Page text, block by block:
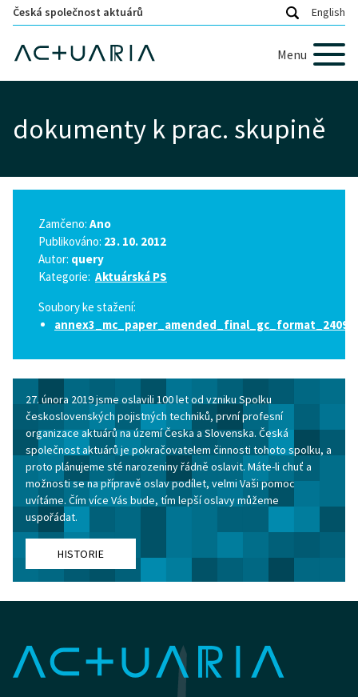
Česká společnost aktuárů English
Menu
dokumenty k prac. skupině
Zamčeno: Ano
Publikováno: 23. 10. 2012
Autor: query
Kategorie: Aktuárská PS
Soubory ke stažení:
27. února 2019 jsme oslavili 100 let od vzniku Spolku
československých pojistných techniků, první profesní
organizace aktuárů na území Česka a Slovenska. Česká
společnost aktuárů je pokračovatelem činnosti tohoto spolku, a
proto plánujeme sté narozeniny řádně oslavit. Máte-li chuť a
možnosti se na přípravě oslav podílet, velmi Vaši pomoc
uvítáme. Čím více Vás bude, tím lepší oslavy můžeme
uspořádat.
HISTORIE